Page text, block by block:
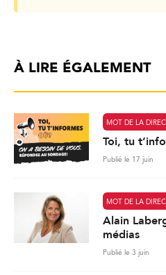
À LIRE ÉGALEMENT
MOT DE LA
Toi, tu
Publié le 17 juin
MOT DE LA
Alain
médias
Publié le 3 juin